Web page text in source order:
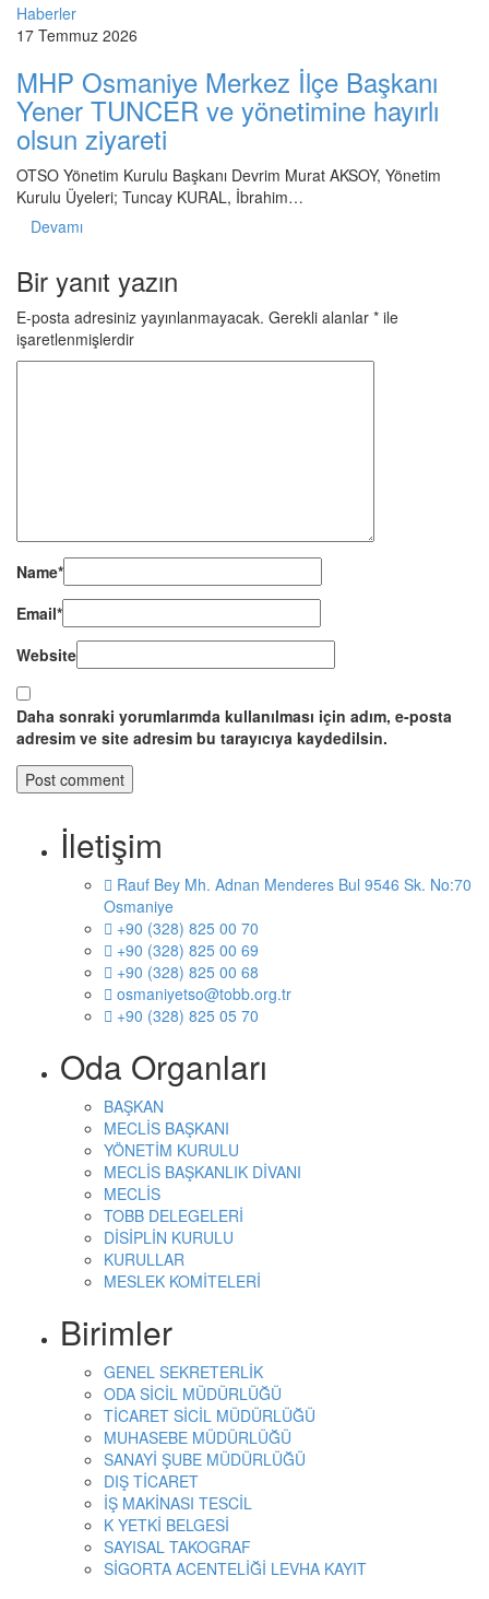
Haberler
17 Temmuz 2026
MHP Osmaniye Merkez İlçe Başkanı
Yener TUNCER ve yönetimine hayırlı
olsun ziyareti
OTSO Yönetim Kurulu Başkanı Devrim Murat AKSOY, Yönetim
Kurulu Üyeleri; Tuncay KURAL, İbrahim…
Devamı
Bir yanıt yazın
E-posta adresiniz yayınlanmayacak. Gerekli alanlar * ile
işaretlenmişlerdir
Name*
Email*
Website
Daha sonraki yorumlarımda kullanılması için adım, e-posta
adresim ve site adresim bu tarayıcıya kaydedilsin.
İletişim
Rauf Bey Mh. Adnan Menderes Bul 9546 Sk. No:70
Osmaniye
+90 (328) 825 00 70
+90 (328) 825 00 69
+90 (328) 825 00 68
osmaniyetso@tobb.org.tr
+90 (328) 825 05 70
Oda Organları
BAŞKAN
MECLİS BAŞKANI
YÖNETİM KURULU
MECLİS BAŞKANLIK DİVANI
MECLİS
TOBB DELEGELERİ
DİSİPLİN KURULU
KURULLAR
MESLEK KOMİTELERİ
Birimler
GENEL SEKRETERLİK
ODA SİCİL MÜDÜRLÜĞÜ
TİCARET SİCİL MÜDÜRLÜĞÜ
MUHASEBE MÜDÜRLÜĞÜ
SANAYİ ŞUBE MÜDÜRLÜĞÜ
DIŞ TİCARET
İŞ MAKİNASI TESCİL
K YETKİ BELGESİ
SAYISAL TAKOGRAF
SİGORTA ACENTELİĞİ LEVHA KAYIT